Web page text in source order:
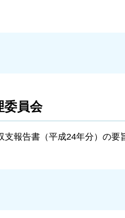
委員会
支報告書（平成24年分）の要